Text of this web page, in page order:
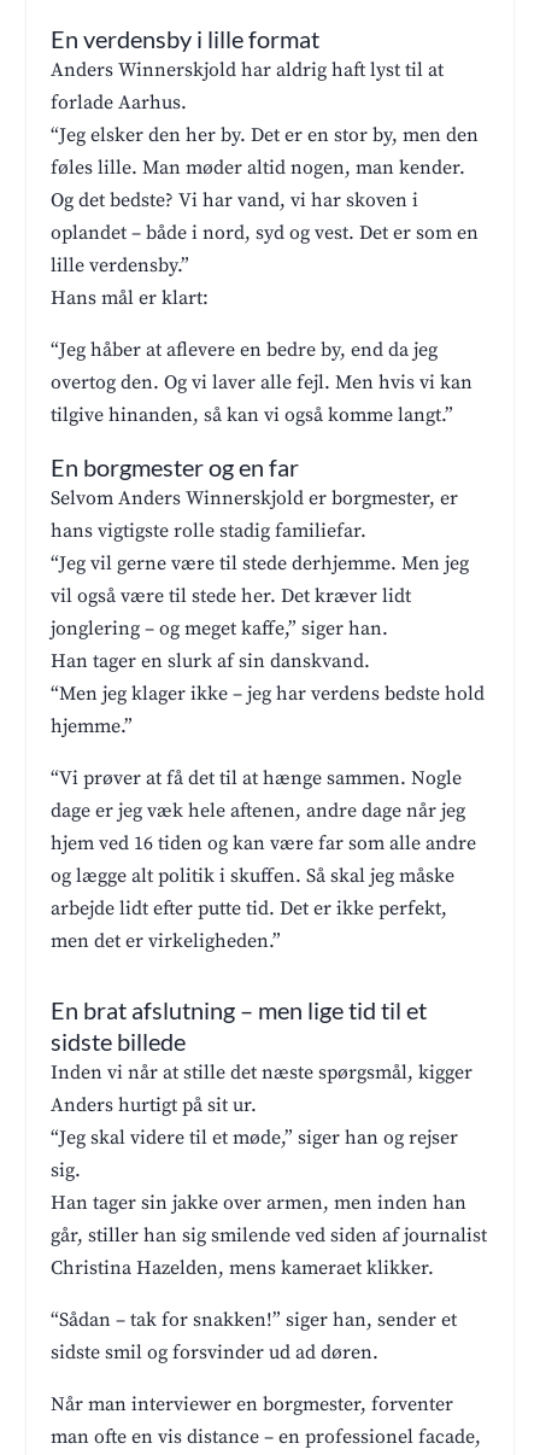
En verdensby i lille format
Anders Winnerskjold har aldrig haft lyst til at
forlade Aarhus.
“Jeg elsker den her by. Det er en stor by, men den
føles lille. Man møder altid nogen, man kender.
Og det bedste? Vi har vand, vi har skoven i
oplandet – både i nord, syd og vest. Det er som en
lille verdensby.”
Hans mål er klart:
“Jeg håber at aflevere en bedre by, end da jeg
overtog den. Og vi laver alle fejl. Men hvis vi kan
tilgive hinanden, så kan vi også komme langt.”
En borgmester og en far
Selvom Anders Winnerskjold er borgmester, er
hans vigtigste rolle stadig familiefar.
“Jeg vil gerne være til stede derhjemme. Men jeg
vil også være til stede her. Det kræver lidt
jonglering – og meget kaffe,” siger han.
Han tager en slurk af sin danskvand.
“Men jeg klager ikke – jeg har verdens bedste hold
hjemme.”
“Vi prøver at få det til at hænge sammen. Nogle
dage er jeg væk hele aftenen, andre dage når jeg
hjem ved 16 tiden og kan være far som alle andre
og lægge alt politik i skuffen. Så skal jeg måske
arbejde lidt efter putte tid. Det er ikke perfekt,
men det er virkeligheden.”
En brat afslutning – men lige tid til et
sidste billede
Inden vi når at stille det næste spørgsmål, kigger
Anders hurtigt på sit ur.
“Jeg skal videre til et møde,” siger han og rejser
sig.
Han tager sin jakke over armen, men inden han
går, stiller han sig smilende ved siden af journalist
Christina Hazelden, mens kameraet klikker.
“Sådan – tak for snakken!” siger han, sender et
sidste smil og forsvinder ud ad døren.
Når man interviewer en borgmester, forventer
man ofte en vis distance – en professionel facade,